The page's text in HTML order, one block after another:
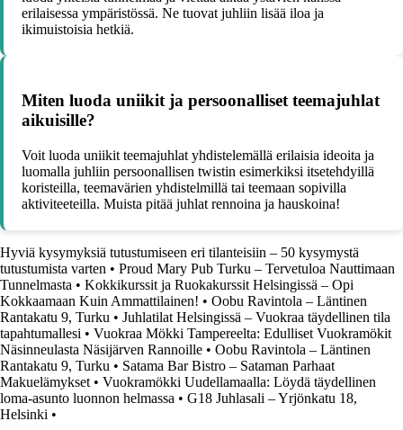
erilaisessa ympäristössä. Ne tuovat juhliin lisää iloa ja
ikimuistoisia hetkiä.
Miten luoda uniikit ja persoonalliset teemajuhlat
aikuisille?
Voit luoda uniikit teemajuhlat yhdistelemällä erilaisia ideoita ja
luomalla juhliin persoonallisen twistin esimerkiksi itsetehdyillä
koristeilla, teemavärien yhdistelmillä tai teemaan sopivilla
aktiviteeteilla. Muista pitää juhlat rennoina ja hauskoina!
Hyviä kysymyksiä tutustumiseen eri tilanteisiin – 50 kysymystä
tutustumista varten • Proud Mary Pub Turku – Tervetuloa Nauttimaan
Tunnelmasta • Kokkikurssit ja Ruokakurssit Helsingissä – Opi
Kokkaamaan Kuin Ammattilainen! • Oobu Ravintola – Läntinen
Rantakatu 9, Turku • Juhlatilat Helsingissä – Vuokraa täydellinen tila
tapahtumallesi • Vuokraa Mökki Tampereelta: Edulliset Vuokramökit
Näsinneulasta Näsijärven Rannoille • Oobu Ravintola – Läntinen
Rantakatu 9, Turku • Satama Bar Bistro – Sataman Parhaat
Makuelämykset • Vuokramökki Uudellamaalla: Löydä täydellinen
loma-asunto luonnon helmassa • G18 Juhlasali – Yrjönkatu 18,
Helsinki •